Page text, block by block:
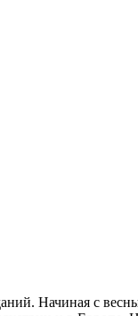
Начиная с